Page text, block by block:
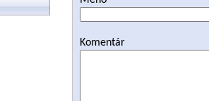
Komentár